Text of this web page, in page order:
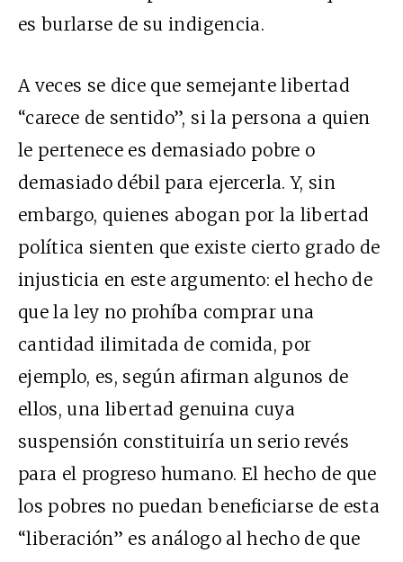
es burlarse de su indigencia.
A veces se dice que semejante libertad
“carece de sentido”, si la persona a quien
le pertenece es demasiado pobre o
demasiado débil para ejercerla. Y, sin
embargo, quienes abogan por la libertad
política sienten que existe cierto grado de
injusticia en este argumento: el hecho de
que la ley no prohíba comprar una
cantidad ilimitada de comida, por
ejemplo, es, según afirman algunos de
ellos, una libertad genuina cuya
suspensión constituiría un serio revés
para el progreso humano. El hecho de que
los pobres no puedan beneficiarse de esta
“liberación” es análogo al hecho de que